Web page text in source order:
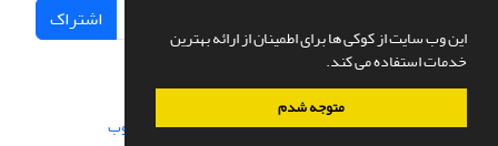
این وب سایت از کوکی ها برای اطمینان از ارائه بهترین
خدمات استفاده می کند.
متوجه شدم
اشتراک
سامانه مدیریت نشریات علمی.طراحی و پیاده سازی از سیناوب